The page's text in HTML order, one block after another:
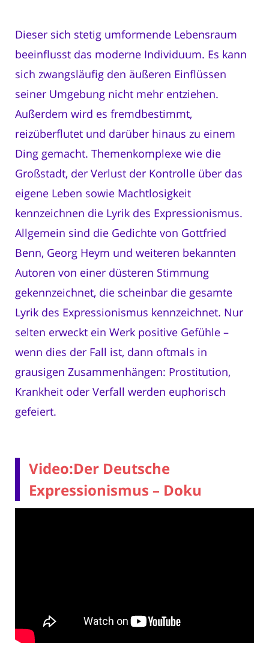
Dieser sich stetig umformende Lebensraum
beeinflusst das moderne Individuum. Es kann
sich zwangsläufig den äußeren Einflüssen
seiner Umgebung nicht mehr entziehen.
Außerdem wird es fremdbestimmt,
reizüberflutet und darüber hinaus zu einem
Ding gemacht. Themenkomplexe wie die
Großstadt, der Verlust der Kontrolle über das
eigene Leben sowie Machtlosigkeit
kennzeichnen die Lyrik des Expressionismus.
Allgemein sind die Gedichte von Gottfried
Benn, Georg Heym und weiteren bekannten
Autoren von einer düsteren Stimmung
gekennzeichnet, die scheinbar die gesamte
Lyrik des Expressionismus kennzeichnet. Nur
selten erweckt ein Werk positive Gefühle –
wenn dies der Fall ist, dann oftmals in
grausigen Zusammenhängen: Prostitution,
Krankheit oder Verfall werden euphorisch
gefeiert.
Video:Der Deutsche
Expressionismus – Doku